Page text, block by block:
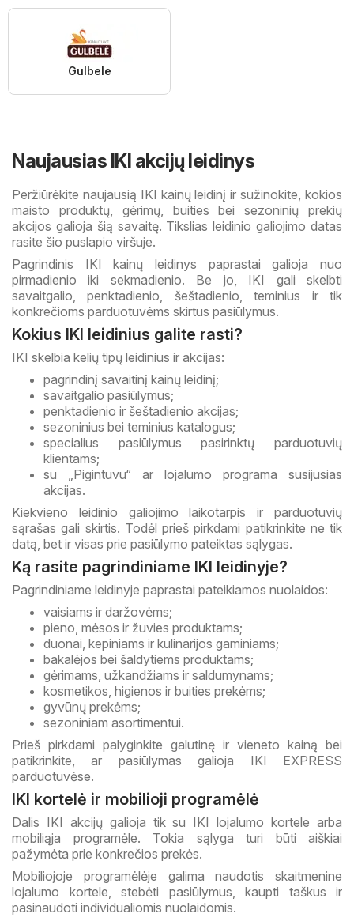
Gulbele
Naujausias IKI akcijų leidinys
Peržiūrėkite naujausią IKI kainų leidinį ir sužinokite, kokios
maisto produktų, gėrimų, buities bei sezoninių prekių
akcijos galioja šią savaitę. Tikslias leidinio galiojimo datas
rasite šio puslapio viršuje.
Pagrindinis IKI kainų leidinys paprastai galioja nuo
pirmadienio iki sekmadienio. Be jo, IKI gali skelbti
savaitgalio, penktadienio, šeštadienio, teminius ir tik
konkrečioms parduotuvėms skirtus pasiūlymus.
Kokius IKI leidinius galite rasti?
IKI skelbia kelių tipų leidinius ir akcijas:
pagrindinį savaitinį kainų leidinį;
savaitgalio pasiūlymus;
penktadienio ir šeštadienio akcijas;
sezoninius bei teminius katalogus;
specialius pasiūlymus pasirinktų parduotuvių
klientams;
su „Pigintuvu“ ar lojalumo programa susijusias
akcijas.
Kiekvieno leidinio galiojimo laikotarpis ir parduotuvių
sąrašas gali skirtis. Todėl prieš pirkdami patikrinkite ne tik
datą, bet ir visas prie pasiūlymo pateiktas sąlygas.
Ką rasite pagrindiniame IKI leidinyje?
Pagrindiniame leidinyje paprastai pateikiamos nuolaidos:
vaisiams ir daržovėms;
pieno, mėsos ir žuvies produktams;
duonai, kepiniams ir kulinarijos gaminiams;
bakalėjos bei šaldytiems produktams;
gėrimams, užkandžiams ir saldumynams;
kosmetikos, higienos ir buities prekėms;
gyvūnų prekėms;
sezoniniam asortimentui.
Prieš pirkdami palyginkite galutinę ir vieneto kainą bei
patikrinkite, ar pasiūlymas galioja IKI EXPRESS
parduotuvėse.
IKI kortelė ir mobilioji programėlė
Dalis IKI akcijų galioja tik su IKI lojalumo kortele arba
mobiliąja programėle. Tokia sąlyga turi būti aiškiai
pažymėta prie konkrečios prekės.
Mobiliojoje programėlėje galima naudotis skaitmenine
lojalumo kortele, stebėti pasiūlymus, kaupti taškus ir
pasinaudoti individualiomis nuolaidomis.